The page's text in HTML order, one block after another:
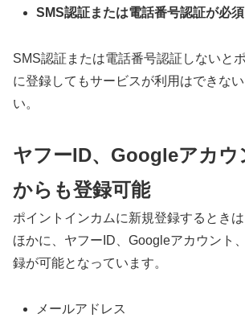
SMS認証または電話番号認証が必須
SMS認証または電話番号認証しないと
に登録してもサービスが利用はできな
い。
ヤフーID、Googleアカウ
からも登録可能
ポイントインカムに新規登録するとき
ほかに、ヤフーID、Googleアカウント
録が可能となっています。
メールアドレス